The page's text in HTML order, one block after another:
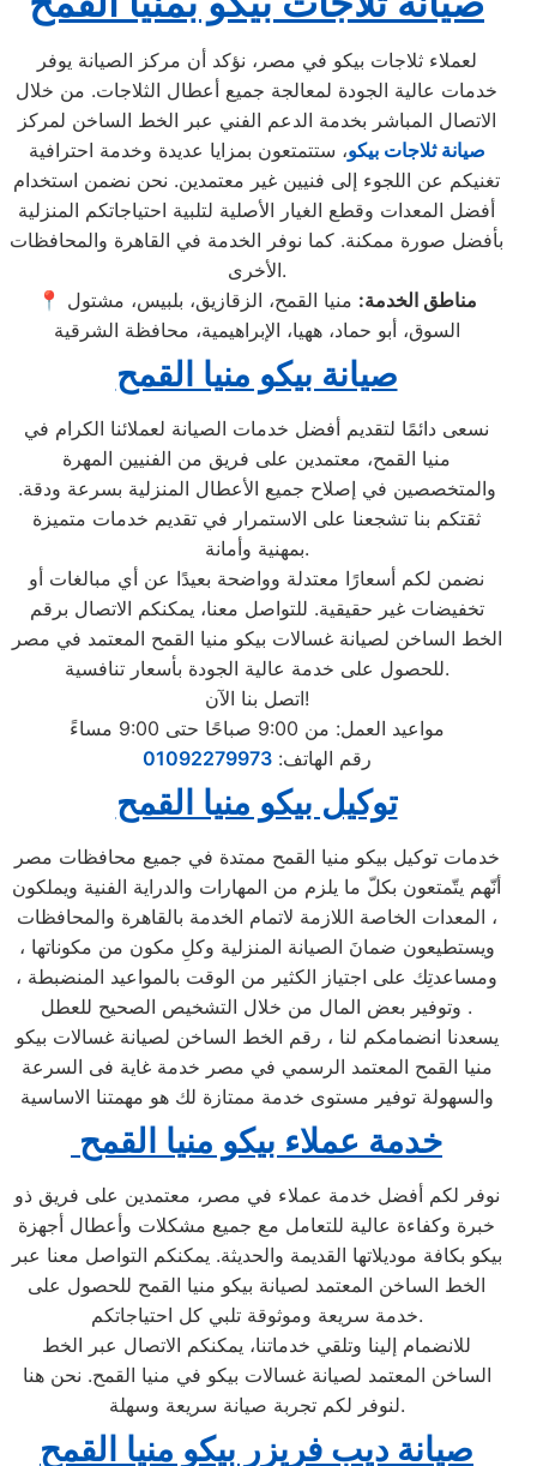
لعملاء ثلاجات بيكو في مصر، نؤكد أن مركز الصيانة يوفر
خدمات عالية الجودة لمعالجة جميع أعطال الثلاجات. من خلال
الاتصال المباشر بخدمة الدعم الفني عبر الخط الساخن لمركز
صيانةثلاجات بيكو، ستتمتعون بمزايا عديدة وخدمة احترافية
تغنيكم عن اللجوء إلى فنيين غير معتمدين. نحن نضمن استخدام
أفضل المعدات وقطع الغيار الأصلية لتلبية احتياجاتكم المنزلية
بأفضل صورة ممكنة. كما نوفر الخدمة في القاهرة والمحافظات
الأخرى.
📍
مناطق الخدمة: منيا القمح، الزقازيق، بلبيس، مشتول
السوق، أبو حماد، ههيا، الإبراهيمية، محافظة الشرقية
صيانة بيكو منيا القمح
نسعى دائمًا لتقديم أفضل خدمات الصيانة لعملائنا الكرام في
منيا القمح، معتمدين على فريق من الفنيين المهرة
والمتخصصين في إصلاح جميع الأعطال المنزلية بسرعة ودقة.
ثقتكم بنا تشجعنا على الاستمرار في تقديم خدمات متميزة
بمهنية وأمانة.
نضمن لكم أسعارًا معتدلة وواضحة بعيدًا عن أي مبالغات أو
تخفيضات غير حقيقية. للتواصل معنا، يمكنكم الاتصال برقم
الخط الساخن لصيانة غسالات بيكو منيا القمح المعتمد في مصر
للحصول على خدمة عالية الجودة بأسعار تنافسية.
اتصل بنا الآن!
مواعيد العمل: من 9:00 صباحًا حتى 9:00 مساءً
رقم الهاتف:01092279973
توكيل بيكو منيا القمح
خدمات توكيل بيكو منيا القمح ممتدة في جميع محافظات مصر
أنّهم يتّمتعون بكلّ ما يلزم من المهارات والدراية الفنية ويملكون
المعدات الخاصة اللازمة لاتمام الخدمة بالقاهرة والمحافظات ،
ويستطيعون ضمانَ الصيانة المنزلية وكلِ مكون من مكوناتها ،
ومساعدتِك على اجتياز الكثير من الوقت بالمواعيد المنضبطة ،
وتوفير بعض المال من خلال التشخيص الصحيح للعطل .
يسعدنا انضمامكم لنا ، رقم الخط الساخن لصيانة غسالات بيكو
منيا القمح المعتمد الرسمي في مصر خدمة غاية فى السرعة
والسهولة توفير مستوى خدمة ممتازة لك هو مهمتنا الاساسية
خدمة عملاء بيكو منيا القمح
نوفر لكم أفضل خدمة عملاء في مصر، معتمدين على فريق ذو
خبرة وكفاءة عالية للتعامل مع جميع مشكلات وأعطال أجهزة
بيكو بكافة موديلاتها القديمة والحديثة. يمكنكم التواصل معنا عبر
الخط الساخن المعتمد لصيانة بيكو منيا القمح للحصول على
خدمة سريعة وموثوقة تلبي كل احتياجاتكم.
للانضمام إلينا وتلقي خدماتنا، يمكنكم الاتصال عبر الخط
الساخن المعتمد لصيانة غسالات بيكو في منيا القمح. نحن هنا
لنوفر لكم تجربة صيانة سريعة وسهلة.
صيانة ديب فريزر بيكو منيا القمح